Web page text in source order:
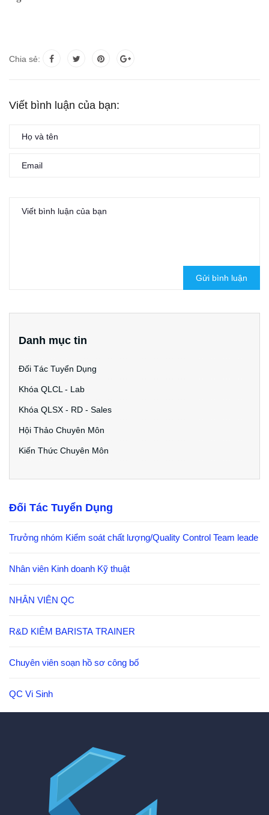
Chia sẻ:
Viết bình luận của bạn:
Gửi bình luận
Danh mục tin
Đối Tác Tuyển Dụng
Khóa QLCL - Lab
Khóa QLSX - RD - Sales
Hội Thảo Chuyên Môn
Kiến Thức Chuyên Môn
Đối Tác Tuyển Dụng
Trưởng nhóm Kiểm soát chất lượng/Quality Control Team leade
Nhân viên Kinh doanh Kỹ thuật
NHÂN VIÊN QC
R&D KIÊM BARISTA TRAINER
Chuyên viên soạn hồ sơ công bố
QC Vi Sinh